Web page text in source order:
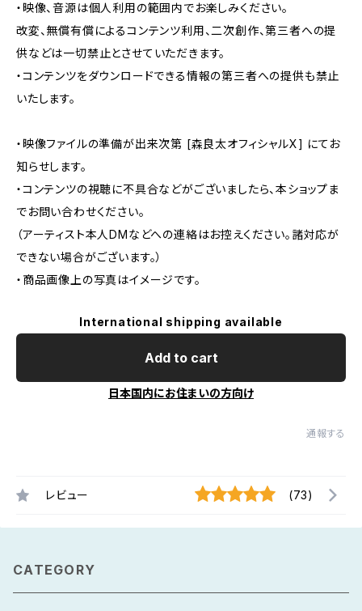
・映像、音源は個人利用の範囲内でお楽しみください。
改変、無償有償によるコンテンツ利用、二次創作、第三者への提
供などは一切禁止とさせていただきます。
・コンテンツをダウンロードできる情報の第三者への提供も禁止
いたします。
・映像ファイルの準備が出来次第 [森良太オフィシャルX] にてお
知らせします。
・コンテンツの視聴に不具合などがございましたら、本ショップま
でお問い合わせください。
（アーティスト本人DMなどへの連絡はお控えください。諸対応が
できない場合がございます。）
・商品画像上の写真はイメージです。
International shipping available
Add to cart
日本国内にお住まいの方向け
通報する
レビュー (73)
CATEGORY